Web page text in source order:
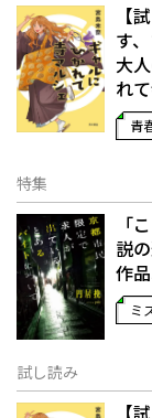
【
す
大
れ
青
特集
「
説
作
ミ
試し読み
【